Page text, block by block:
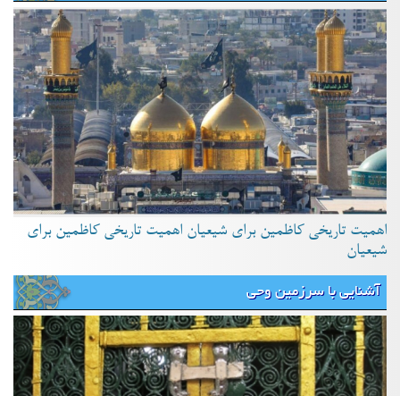
اهمیت تاریخی کاظمین برای شیعیان اهمیت تاریخی کاظمین برای
شیعیان
آشنایی با سرزمین وحی